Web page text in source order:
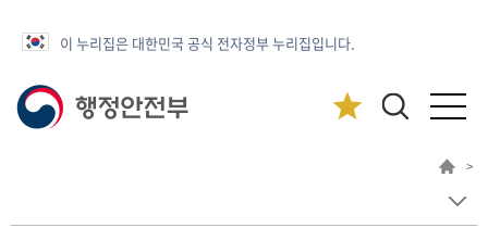
이 누리집은 대한민국 공식 전자정부 누리집입니다.
>